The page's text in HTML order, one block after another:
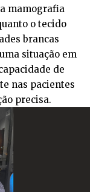
mamografia
o tecido
brancas
situação em
de
nas pacientes
precisa.